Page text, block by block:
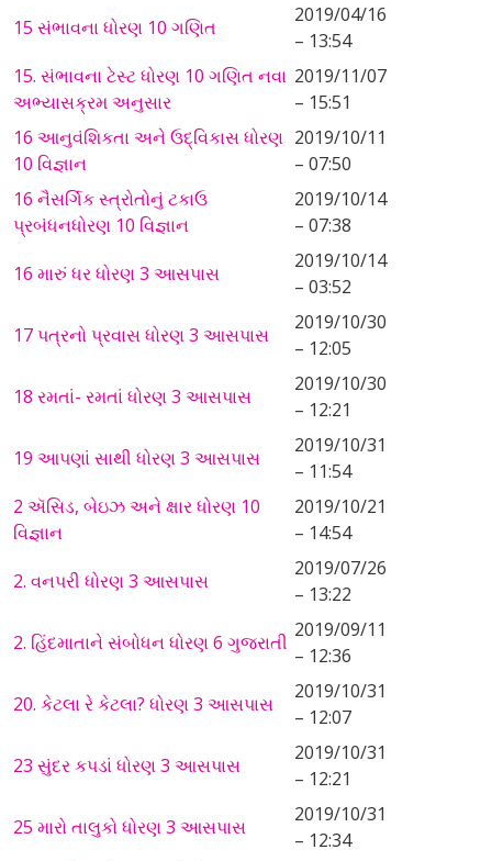
15 સંભાવના ધોરણ 10 ગણિત
2019/04/16
– 13:54
15. સંભાવના ટેસ્ટ ધોરણ 10 ગણિત નવા
અભ્યાસક્રમ અનુસાર
2019/11/07
– 15:51
16 આનુવંશિકતા અને ઉદ્વિકાસ ધોરણ
10 વિજ્ઞાન
2019/10/11
– 07:50
16 નૈસર્ગિક સ્ત્રોતોનું ટકાઉ
પ્રબંધનધોરણ 10 વિજ્ઞાન
2019/10/14
– 07:38
16 મારું ધર ધોરણ 3 આસપાસ
2019/10/14
– 03:52
17 પત્રનો પ્રવાસ ધોરણ 3 આસપાસ
2019/10/30
– 12:05
18 રમતાં- રમતાં ધોરણ 3 આસપાસ
2019/10/30
– 12:21
19 આપણાં સાથી ધોરણ 3 આસપાસ
2019/10/31
– 11:54
2 ઍસિડ, બેઇઝ અને ક્ષાર ધોરણ 10
વિજ્ઞાન
2019/10/21
– 14:54
2. વનપરી ધોરણ 3 આસપાસ
2019/07/26
– 13:22
2. હિંદમાતાને સંબોધન ધોરણ 6 ગુજરાતી
2019/09/11
– 12:36
20. કેટલા રે કેટલા? ધોરણ 3 આસપાસ
2019/10/31
– 12:07
23 સુંદર કપડાં ધોરણ 3 આસપાસ
2019/10/31
– 12:21
25 મારો તાલુકો ધોરણ 3 આસપાસ
2019/10/31
– 12:34